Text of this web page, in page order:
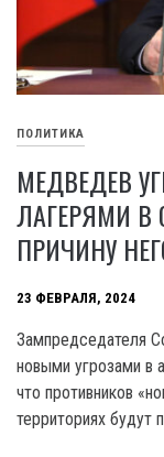
ПОЛИТИКА
МЕДВЕДЕВ
ЛАГЕРЯМИ В
ПРИЧИНУ
23 ФЕВРАЛЯ, 2024
Зампредседателя
новыми угрозами в
что противников
территориях будут